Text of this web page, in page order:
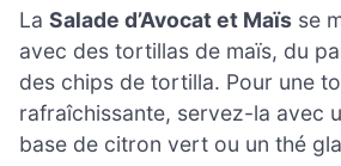
La Salade d’Avocat et Maïs se
avec des tortillas de maïs, du
des chips de tortilla. Pour une
rafraîchissante, servez-la avec
base de citron vert ou un thé